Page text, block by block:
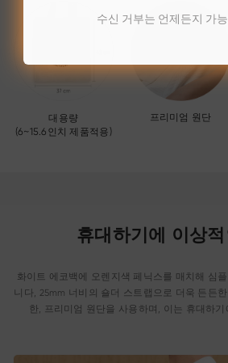
대용량
(6~15.6인치 제품적용)
프리미엄 원단
휴대하기에 이상적
화이트 에코백에 오렌지색 페닉스를 매치해 심
니다, 25mm 너비의 숄더 스트랩으로 더욱 든든
한, 프리미엄 원단을 사용하며, 이는 휴대하
수신 거부는 언제든지 가